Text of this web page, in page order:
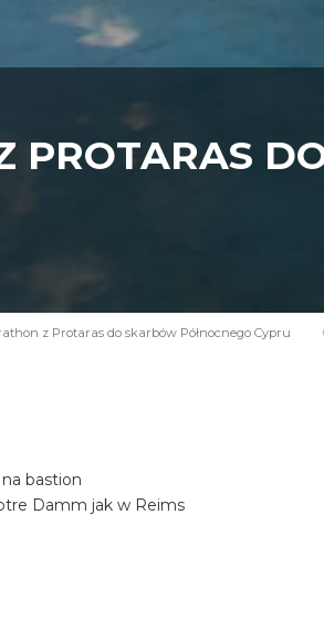
PROTARAS
z Protaras do skarbów Północnego Cypru
bastion
Damm jak w Reims